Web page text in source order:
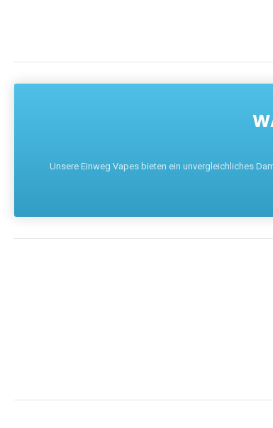
Unsere Einweg Vapes bieten ein unvergleichliches